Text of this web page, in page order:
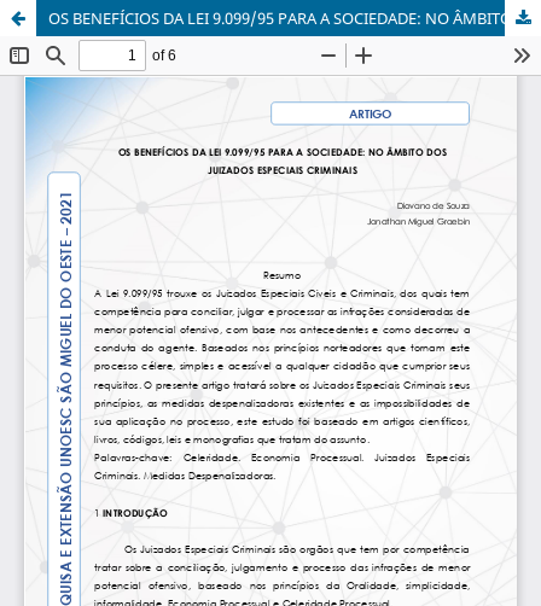
OS BENEFÍCIOS DA LEI 9.099/95 PARA A SOCIEDADE: NO ÂMBITO DOS JUIZADOS ESPECIAIS CRIMINAIS